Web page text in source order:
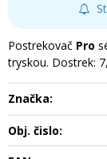
Postrekovač Pro
tryskou. Dostrek:
Značka:
Obj. čislo: